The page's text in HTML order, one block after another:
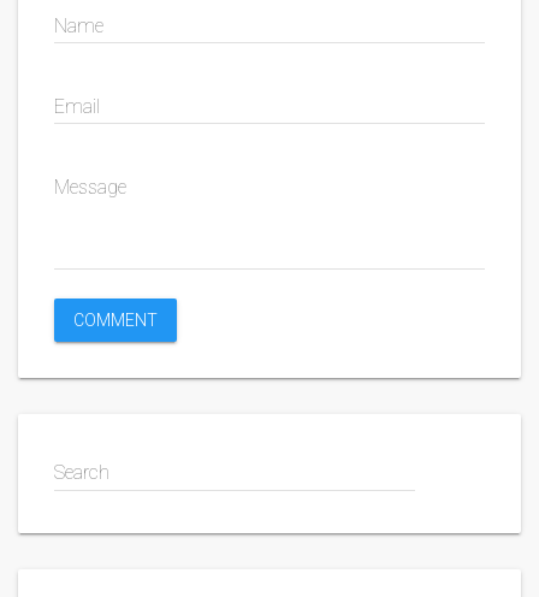
Name
Email
Message
Search